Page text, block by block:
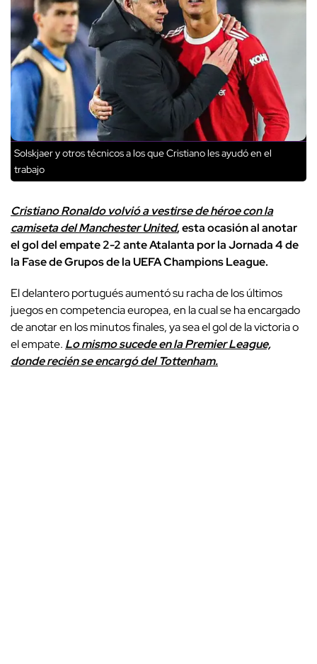
Solskjaer y otros técnicos a los que Cristiano les ayudó en el
trabajo
Cristiano Ronaldo volvió a vestirse de héroe con la
camiseta del Manchester United, esta ocasión al anotar
el gol del empate 2-2 ante Atalanta por la Jornada 4 de
la Fase de Grupos de la UEFA Champions League.
El delantero portugués aumentó su racha de los últimos
juegos en competencia europea, en la cual se ha encargado
de anotar en los minutos finales, ya sea el gol de la victoria o
el empate. Lo mismo sucede en la Premier League,
donde recién se encargó del Tottenham.